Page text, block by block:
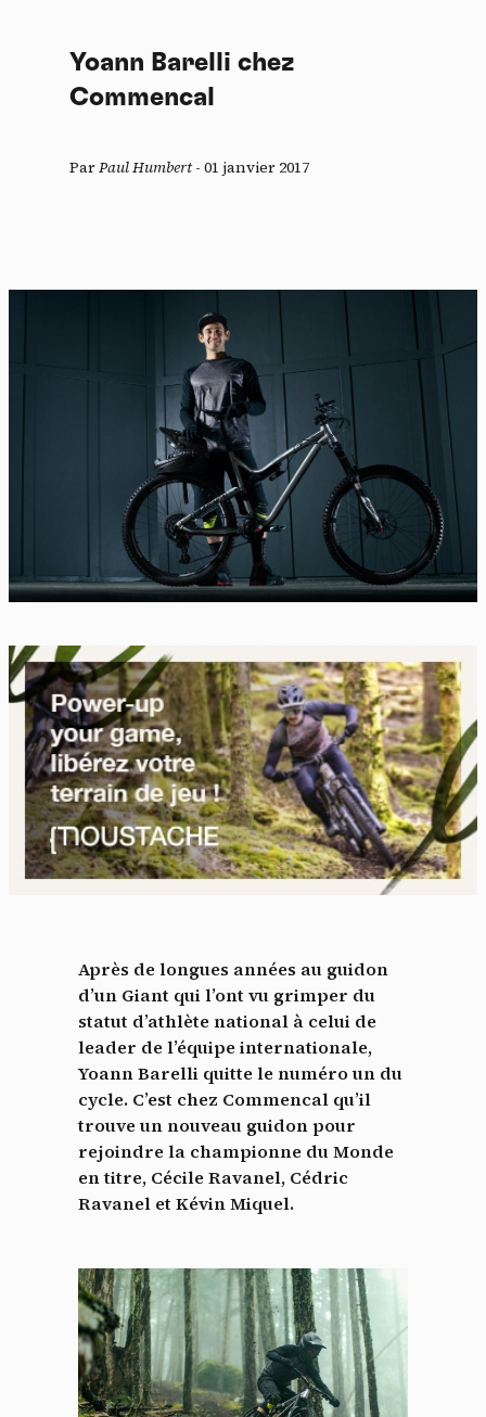
Yoann Barelli chez
Commencal
ParPaul Humbert- 01 janvier 2017
Après de longues années au guidon
d’un Giant qui l’ont vu grimper du
statut d’athlète national à celui de
leader de l’équipe internationale,
Yoann Barelli quitte le numéro un du
cycle. C’est chez Commencal qu’il
trouve un nouveau guidon pour
rejoindre la championne du Monde
en titre, Cécile Ravanel, Cédric
Ravanel et Kévin Miquel.